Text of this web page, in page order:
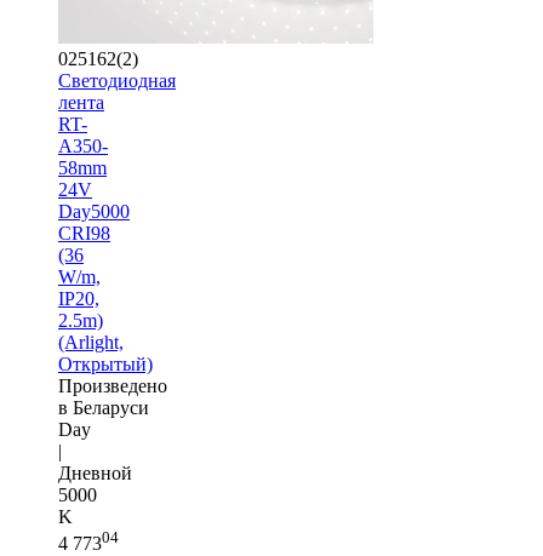
025162(2)
Светодиодная
лента
RT-
A350-
58mm
24V
Day5000
CRI98
(36
W/m,
IP20,
2.5m)
(Arlight,
Открытый)
Произведено
в Беларуси
Day
|
Дневной
5000
K
4 77304